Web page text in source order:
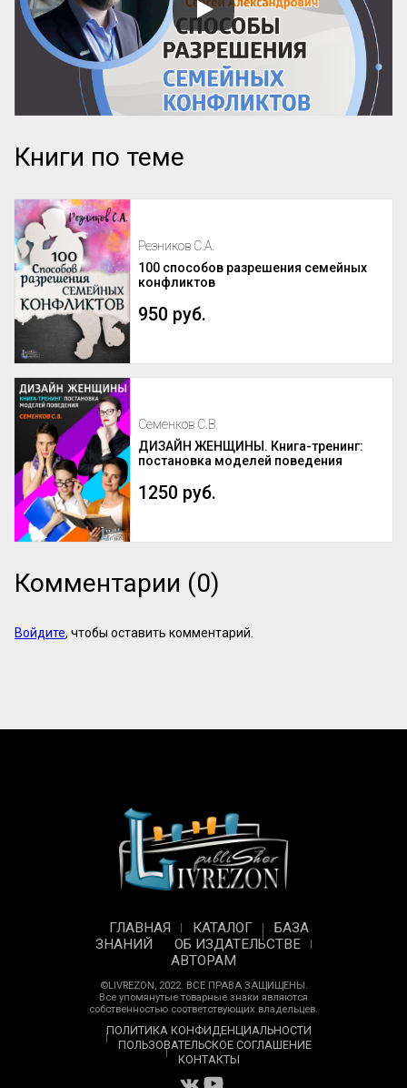
Книги по теме
Резников С.А.
100 способов разрешения семейных
конфликтов
950 руб.
Семенков С.В.
ДИЗАЙН ЖЕНЩИНЫ. Книга-тренинг:
постановка моделей поведения
1250 руб.
Комментарии (0)
Войдите, чтобы оставить комментарий.
ГЛАВНАЯ КАТАЛОГ
БАЗА
ЗНАНИЙ
ОБ ИЗДАТЕЛЬСТВЕ
АВТОРАМ
©LIVREZON, 2022. ВСЕ ПРАВА ЗАЩИЩЕНЫ.
Все упомянутые товарные знаки являются
собственностью соответствующих владельцев.
ПОЛИТИКА КОНФИДЕНЦИАЛЬНОСТИ
ПОЛЬЗОВАТЕЛЬСКОЕ СОГЛАШЕНИЕ
КОНТАКТЫ